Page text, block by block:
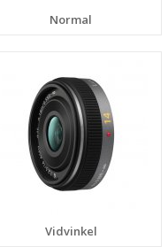
Normal
Vidvinkel